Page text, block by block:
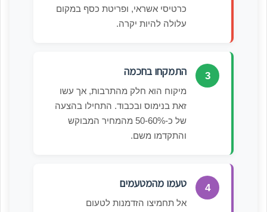
כרטיסי אשראי, ופריטת כסף במקום
עלולה להיות יקרה.
3 התמקחו בחכמה
מיקוח הוא חלק מהתרבות, אך עשו
זאת בנימוס ובכבוד. התחילו בהצעה
של כ-50-60% מהמחיר המבוקש
והתקדמו משם.
4 טעמו מהמטעמים
אל תחמיצו הזדמנות לטעום